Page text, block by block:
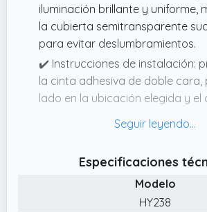
iluminación brillante y uniforme,
la cubierta semitransparente
para evitar deslumbramientos.
✔️ Instrucciones de instalación:
la cinta adhesiva de doble cara,
lado en la ubicación elegida y el
magnética en la parte trasera
✔️ Diseño compacto y elegante:
LED para coche destacan por
reducido y forma discreta,
Especificaciones
Modelo
HY238